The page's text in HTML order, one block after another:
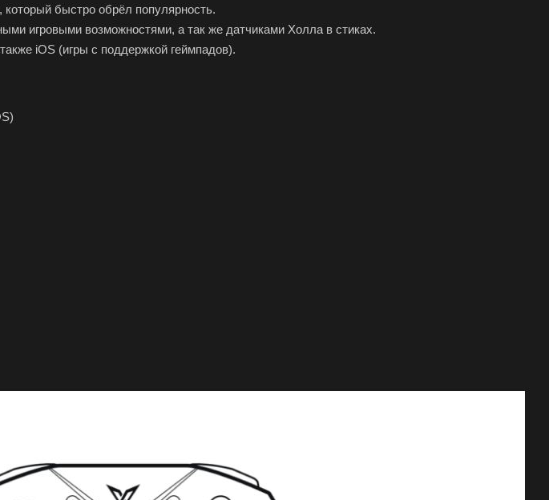
быстро обрёл популярность.
игровыми возможностями, а так же датчиками Холла в стиках.
iOS (игры с поддержкой геймпадов).